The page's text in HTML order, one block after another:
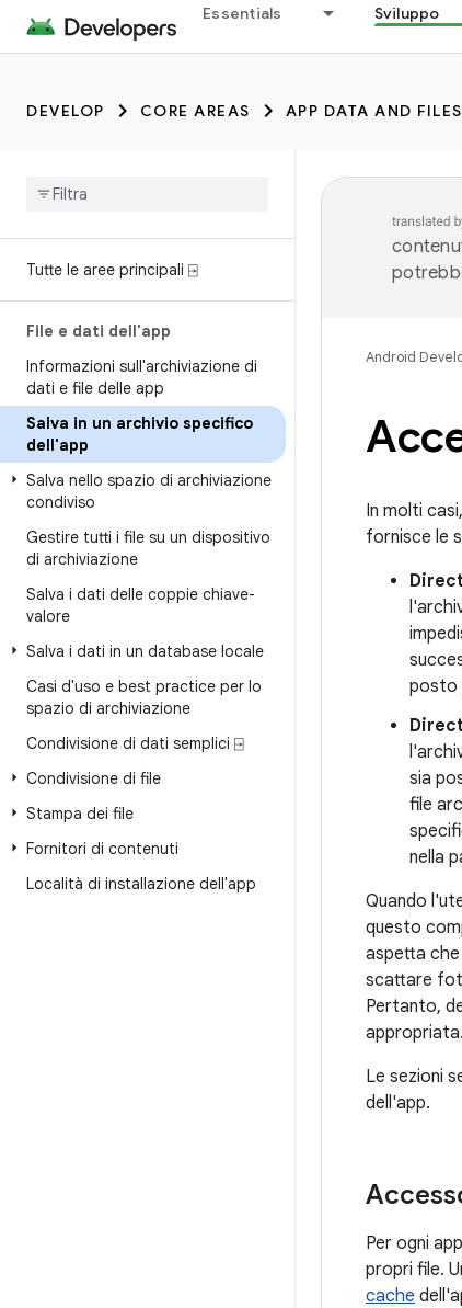
Essentials Sviluppo
DEVELOP CORE AREAS APP DATA AND FILES
Tutte le aree principali ⍈
File e dati dell'app
Informazioni sull'archiviazione di
dati e file delle app
Salva in un archivio specifico
dell'app
Salva nello spazio di archiviazione
condiviso
Gestire tutti i file su un dispositivo
di archiviazione
Salva i dati delle coppie chiave-
valore
Salva i dati in un database locale
Casi d'uso e best practice per lo
spazio di archiviazione
Condivisione di dati semplici ⍈
Condivisione di file
Stampa dei file
Fornitori di contenuti
Località di installazione dell'app
Android
In molti
fornisce le
posto
sia
file
nella
Quando
questo
aspetta
scattare
Pertanto,
appropriata.
Le sezioni
dell'app.
Per ogni
propri file.
cache